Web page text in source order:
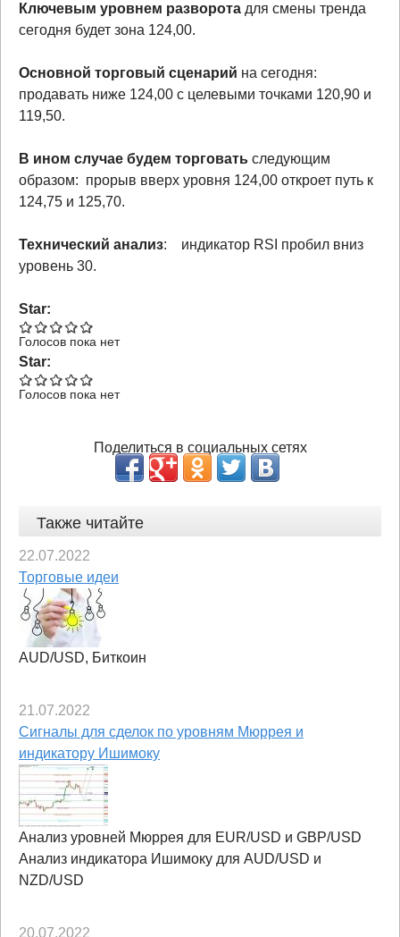
Ключевым уровнем разворота для смены тренда
сегодня будет зона 124,00.
Основной торговый сценарий на сегодня:
продавать ниже 124,00 с целевыми точками 120,90 и
119,50.
В ином случае будем торговать следующим
образом: прорыв вверх уровня 124,00 откроет путь к
124,75 и 125,70.
Технический анализ: индикатор RSI пробил вниз
уровень 30.
Star:
Голосов пока нет
Star:
Голосов пока нет
Поделиться в социальных сетях
Также читайте
22.07.2022
Торговые идеи
AUD/USD, Биткоин
21.07.2022
Сигналы для сделок по уровням Мюррея и
индикатору Ишимоку
Анализ уровней Мюррея для EUR/USD и GBP/USD
Анализ индикатора Ишимоку для AUD/USD и
NZD/USD
20.07.2022